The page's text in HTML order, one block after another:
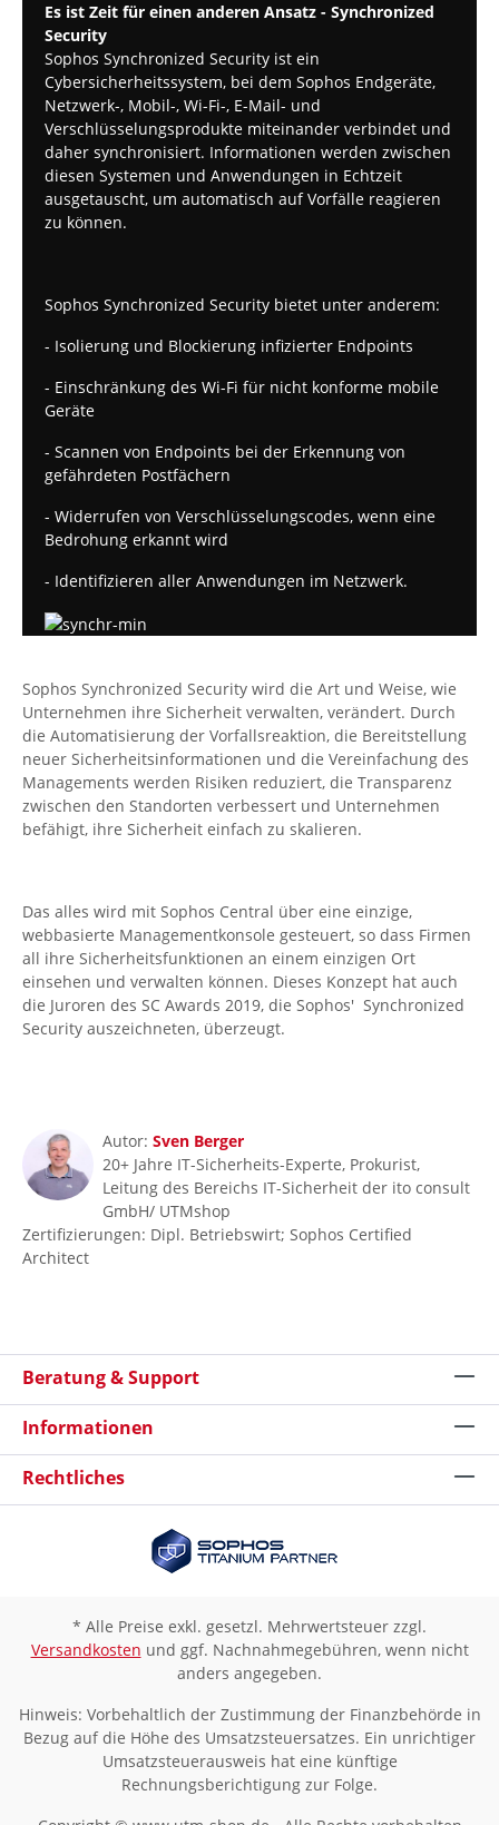
Es ist Zeit für einen anderen Ansatz - Synchronized
Security
Sophos Synchronized Security ist ein
Cybersicherheitssystem, bei dem Sophos Endgeräte,
Netzwerk-, Mobil-, Wi-Fi-, E-Mail- und
Verschlüsselungsprodukte miteinander verbindet und
daher synchronisiert. Informationen werden zwischen
diesen Systemen und Anwendungen in Echtzeit
ausgetauscht, um automatisch auf Vorfälle reagieren
zu können.
Sophos Synchronized Security bietet unter anderem:
- Isolierung und Blockierung infizierter Endpoints
- Einschränkung des Wi-Fi für nicht konforme mobile
Geräte
- Scannen von Endpoints bei der Erkennung von
gefährdeten Postfächern
- Widerrufen von Verschlüsselungscodes, wenn eine
Bedrohung erkannt wird
- Identifizieren aller Anwendungen im Netzwerk.
Sophos Synchronized Security wird die Art und Weise, wie
Unternehmen ihre Sicherheit verwalten, verändert. Durch
die Automatisierung der Vorfallsreaktion, die Bereitstellung
neuer Sicherheitsinformationen und die Vereinfachung des
Managements werden Risiken reduziert, die Transparenz
zwischen den Standorten verbessert und Unternehmen
befähigt, ihre Sicherheit einfach zu skalieren.
Das alles wird mit Sophos Central über eine einzige,
webbasierte Managementkonsole gesteuert, so dass Firmen
all ihre Sicherheitsfunktionen an einem einzigen Ort
einsehen und verwalten können. Dieses Konzept hat auch
die Juroren des SC Awards 2019, die Sophos' Synchronized
Security auszeichneten, überzeugt.
Autor: Sven Berger
20+ Jahre IT-Sicherheits-Experte, Prokurist,
Leitung des Bereichs IT-Sicherheit der ito consult
GmbH/ UTMshop
Zertifizierungen: Dipl. Betriebswirt; Sophos Certified
Architect
Beratung & Support
Informationen
Rechtliches
* Alle Preise exkl. gesetzl. Mehrwertsteuer zzgl.
Versandkosten und ggf. Nachnahmegebühren, wenn nicht
anders angegeben.
Hinweis: Vorbehaltlich der Zustimmung der Finanzbehörde in
Bezug auf die Höhe des Umsatzsteuersatzes. Ein unrichtiger
Umsatzsteuerausweis hat eine künftige
Rechnungsberichtigung zur Folge.